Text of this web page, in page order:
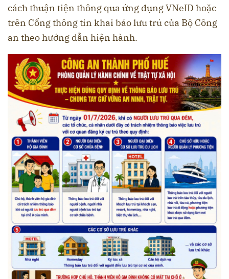
cách thuận tiện thông qua ứng dụng VNeID hoặc
trên Cổng thông tin khai báo lưu trú của Bộ Công
an theo hướng dẫn hiện hành.